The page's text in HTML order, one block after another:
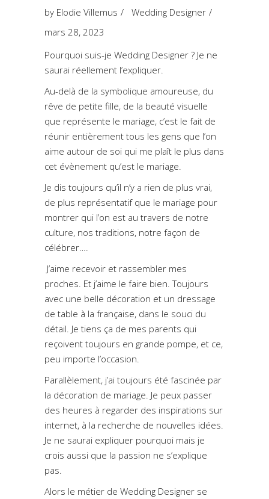
by Elodie Villemus
Wedding Designer
mars 28, 2023
Pourquoi suis-je Wedding Designer ? Je ne
saurai réellement l’expliquer.
Au-delà de la symbolique amoureuse, du
rêve de petite fille, de la beauté visuelle
que représente le mariage, c’est le fait de
réunir entièrement tous les gens que l’on
aime autour de soi qui me plaît le plus dans
cet évènement qu’est le mariage.
Je dis toujours qu’il n’y a rien de plus vrai,
de plus représentatif que le mariage pour
montrer qui l’on est au travers de notre
culture, nos traditions, notre façon de
célébrer….
J’aime recevoir et rassembler mes
proches. Et j’aime le faire bien. Toujours
avec une belle décoration et un dressage
de table à la française, dans le souci du
détail. Je tiens ça de mes parents qui
reçoivent toujours en grande pompe, et ce,
peu importe l’occasion.
Parallèlement, j’ai toujours été fascinée par
la décoration de mariage. Je peux passer
des heures à regarder des inspirations sur
internet, à la recherche de nouvelles idées.
Je ne saurai expliquer pourquoi mais je
crois aussi que la passion ne s’explique
pas.
Alors le métier de Wedding Designer se